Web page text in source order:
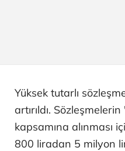
Yüksek tutarlı
artırıldı.
kapsamına alınması
800 liradan 5 milyon